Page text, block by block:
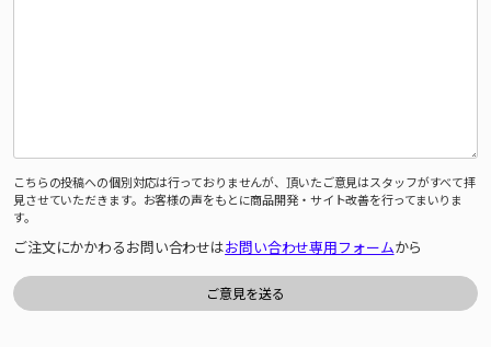
こちらの投稿への個別対応は行っておりませんが、頂いたご意見はスタッフがすべて拝
見させていただきます。お客様の声をもとに商品開発・サイト改善を行ってまいりま
す。
ご注文にかかわるお問い合わせはお問い合わせ専用フォームから